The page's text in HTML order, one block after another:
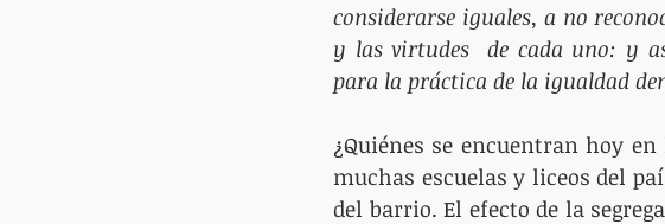
considerarse iguales, a no
y las virtudes  de cada uno: y
para la práctica de la igualdad
¿Quiénes se encuentran hoy
muchas escuelas y liceos del
del barrio. El efecto de la